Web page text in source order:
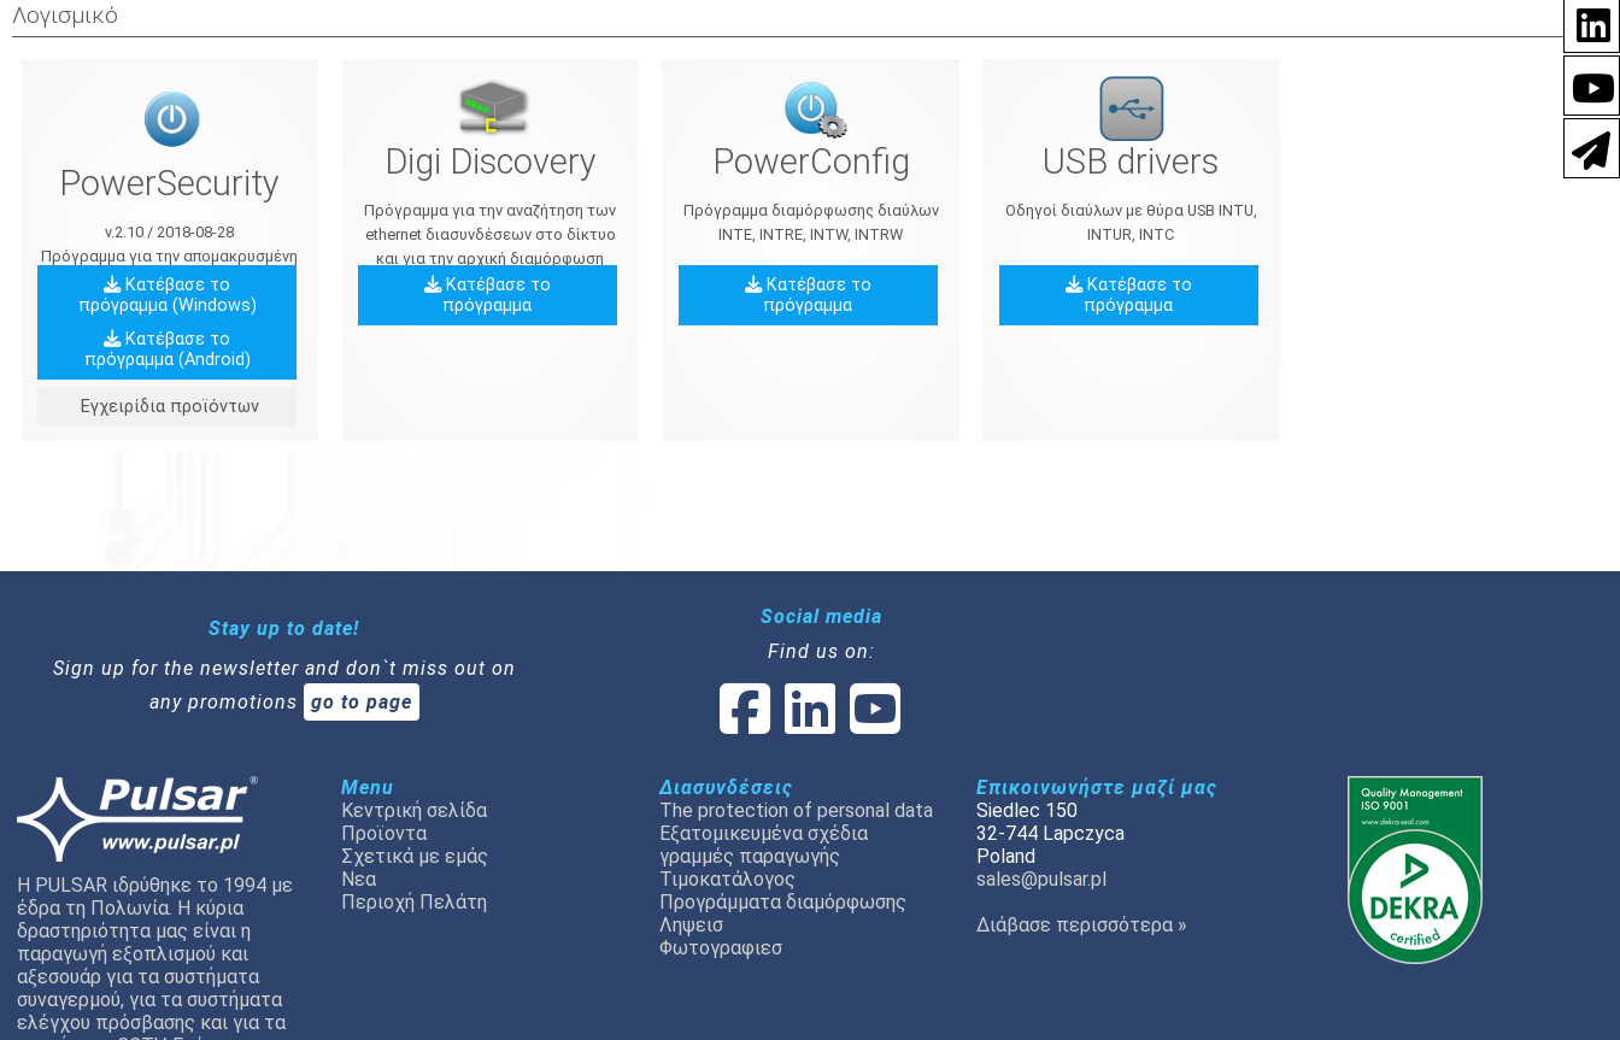
Λογισμικό
PowerSecurity
v.2.10 / 2018-08-28
Πρόγραμμα για την απομακρυσμένη
παρακολούθηση των παραμέτρων
της σειράς τροφοδοτικών PSBEN,
EN54
Κατέβασε το
πρόγραμμα (Windows)
Κατέβασε το
πρόγραμμα (Android)
Εγχειρίδια προϊόντων
Digi Discovery
Πρόγραμμα για την αναζήτηση των
ethernet διασυνδέσεων στο δίκτυο
και για την αρχική διαμόρφωση
τους
Κατέβασε το
πρόγραμμα
PowerConfig
Πρόγραμμα διαμόρφωσης διαύλων
INTE, INTRE, INTW, INTRW
Κατέβασε το
πρόγραμμα
USB drivers
Οδηγοί διαύλων με θύρα USB INTU,
INTUR, INTC
Κατέβασε το
πρόγραμμα
Stay up to date!
Sign up for the newsletter and don`t miss out on
any promotions
go to page
Social media
Find us on:
Η PULSAR ιδρύθηκε το 1994 με
έδρα τη Πολωνία. Η κύρια
δραστηριότητα μας είναι η
παραγωγή εξοπλισμού και
αξεσουάρ για τα συστήματα
συναγερμού, για τα συστήματα
ελέγχου πρόσβασης και για τα
Menu
Κεντρική σελίδα
Προϊοντα
Σχετικά με εμάς
Νεα
Περιοχή Πελάτη
Διασυνδέσεις
The protection of personal data
Εξατομικευμένα σχέδια
γραμμές παραγωγής
Τιμοκατάλογος
Προγράμματα διαμόρφωσης
Ληψεισ
Φωτογραφιεσ
Επικοινωνήστε μαζί μας
Siedlec 150
32-744 Lapczyca
Poland
sales@pulsar.pl
Διάβασε περισσότερα »